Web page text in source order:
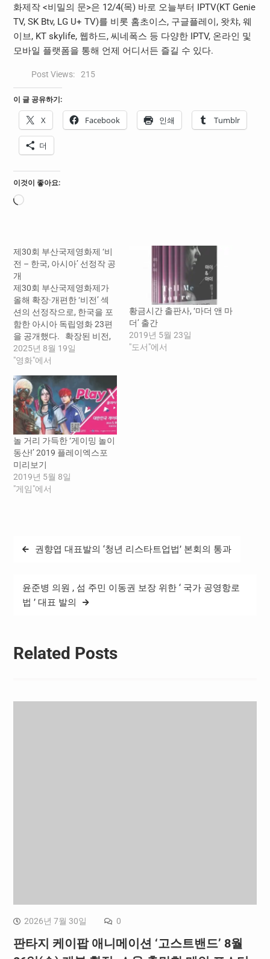
화제작 <비밀의 문>은 12/4(목) 바로 오늘부터 IPTV(KT Genie
TV, SK Btv, LG U+ TV)를 비롯 홈초이스, 구글플레이, 왓챠, 웨
이브, KT skylife, 웹하드, 씨네폭스 등 다양한 IPTV, 온라인 및
모바일 플랫폼을 통해 언제 어디서든 즐길 수 있다.
Post Views: 215
이 글 공유하기:
X Facebook 인쇄 Tumblr
더
이것이 좋아요:
로
제30회 부산국제영화제 ‘비
전 – 한국, 아시아’ 선정작 공
개
제30회 부산국제영화제가
올해 확장·개편한 ‘비전’ 섹
션의 선정작으로, 한국을 포
함한 아시아 독립영화 23편
을 공개했다. 확장된 비전,
아시아의 현재와 미래 신예
에서 중견 감독까지, 월드 프
섹션은 한국과 아시아의 독
립영화 신작을 소개하고, 역
량 있는 창작자를 발굴∙지원
하는 프로그램이다. 한국 독
립영화를 발굴하고 지지하
는 데 중요한 역할을 해온 ‘한
국영화의 오늘 - 비전’이…
2025년 8월 19일
"영화"에서
황금시간 출판사, ‘마더 앤 마
더’ 출간
2019년 5월 23일
"도서"에서
놀 거리 가득한 ‘게이밍 놀이
동산!’ 2019 플레이엑스포
미리보기
2019년 5월 8일
"게임"에서
글
권향엽 대표발의 ‘청년 리스타트업법’ 본회의 통과
윤준병 의원 , 섬 주민 이동권 보장 위한 ‘ 국가 공영항로
법 ’ 대표 발의
Related Posts
2026년 7월 30일 0
판타지 케이팝 애니메이션 ‘고스트밴드’ 8월